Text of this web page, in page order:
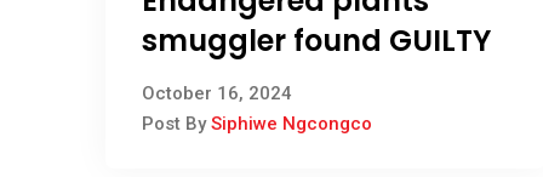
smuggler found GUILTY
October 16, 2024
Post BySiphiwe Ngcongco